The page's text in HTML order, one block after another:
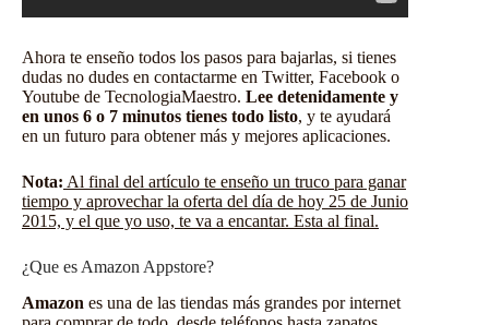
Ahora te enseño todos los pasos para bajarlas, si tienes
dudas no dudes en contactarme en Twitter, Facebook o
Youtube de TecnologiaMaestro. Lee detenidamente y
en unos 6 o 7 minutos tienes todo listo, y te ayudará
en un futuro para obtener más y mejores aplicaciones.
Nota: Al final del artículo te enseño un truco para ganar
tiempo y aprovechar la oferta del día de hoy 25 de Junio
2015, y el que yo uso, te va a encantar. Esta al final.
¿Que es Amazon Appstore?
Amazon es una de las tiendas más grandes por internet